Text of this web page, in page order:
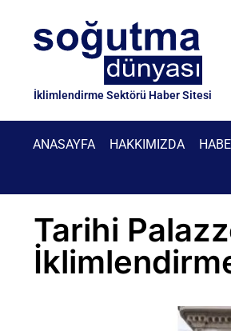
İklimlendirme Sektörü Haber Sitesi
ANASAYFA HAKKIMIZDA
Tarihi